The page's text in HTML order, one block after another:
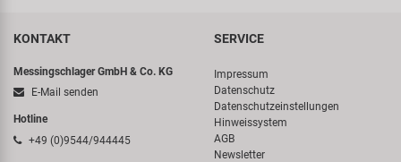
KONTAKT
Messingschlager GmbH & Co. KG
E-Mail senden
Hotline
+49 (0)9544/944445
SERVICE
Impressum
Datenschutz
Datenschutzeinstellungen
Hinweissystem
AGB
Newsletter